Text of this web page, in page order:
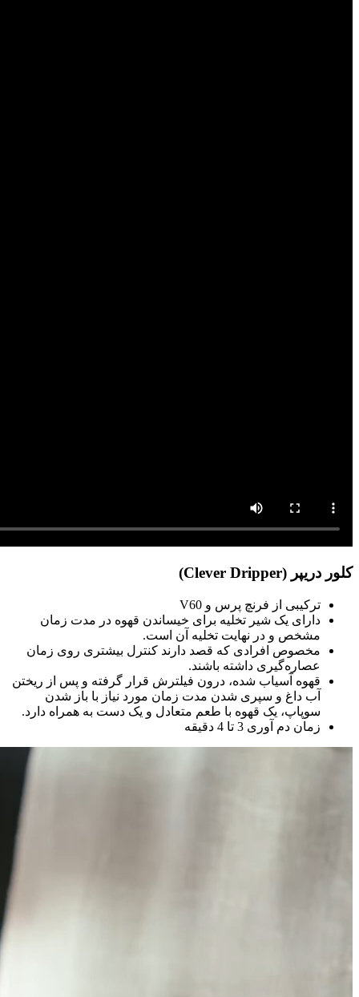
کلور دریپر (Clever Dripper)
ترکیبی از فرنچ پرس و V60
دارای یک شیر تخلیه برای خیساندن قهوه در مدت زمان
مشخص و در نهایت تخلیه آن است.
مخصوص افرادی که قصد دارند کنترل بیشتری روی زمان
عصاره‌گیری داشته باشند.
قهوه آسیاب شده، درون فیلترش قرار گرفته و پس از ریختن
آب داغ و سپری شدن مدت زمان مورد نیاز با باز شدن
سوپاپ، یک قهوه با طعم متعادل و یک دست به همراه دارد.
زمان دم آوری 3 تا 4 دقیقه